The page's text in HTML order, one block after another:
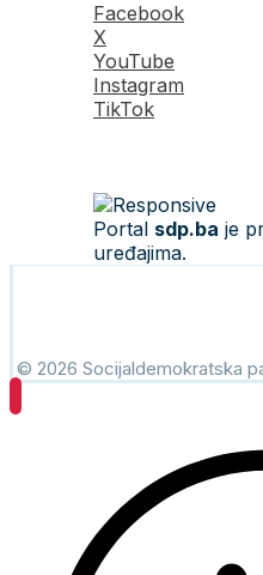
Facebook
X
YouTube
Instagram
TikTok
Portal sdp.ba je
uređajima.
© 2026 Socijaldemokratska